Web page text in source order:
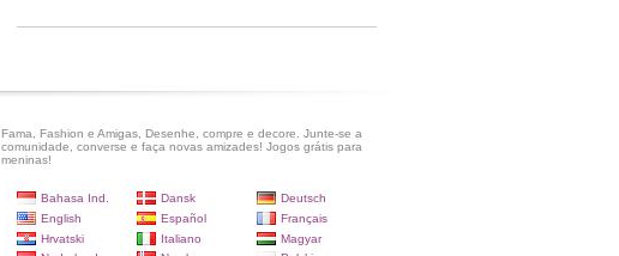
Fama, Fashion e Amigas, Desenhe, compre e decore. Junte-se a
comunidade, converse e faça novas amizades! Jogos grátis para
meninas!
Bahasa Ind. Dansk
Deutsch
English
Español
Français
Hrvatski
Italiano
Magyar